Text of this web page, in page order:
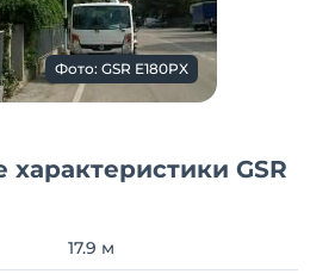
Фото: GSR E180PX
характеристики GSR
17.9 м